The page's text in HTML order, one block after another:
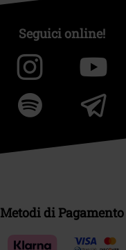
Seguici online!
Metodi di Pagamento